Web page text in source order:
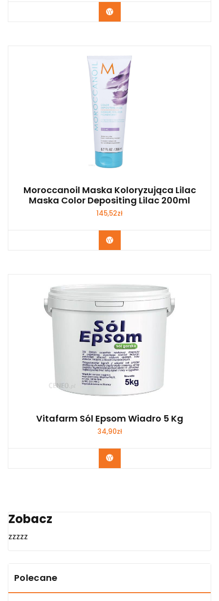
Zobacz
Moroccanoil Maska Koloryzująca Lilac
Maska Color Depositing Lilac 200ml
145,52zł
Zobacz
Vitafarm Sól Epsom Wiadro 5 Kg
34,90zł
Zobacz
Zobacz
zzzzz
Polecane